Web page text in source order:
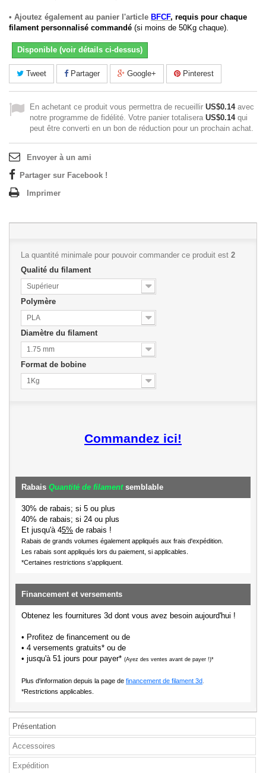
• Ajoutez également au panier l'article BFCF, requis pour chaque
filament personnalisé commandé (si moins de 50Kg chaque).
Disponible (voir détails ci-dessus)
Tweet Partager Google+ Pinterest
En achetant ce produit vous permettra de recueillir US$0.14avec
notre programme de fidélité. Votre panier totalisera US$0.14qui
peut être converti en un bon de réduction pour un prochain achat.
Envoyer à un ami
Partager sur Facebook !
Imprimer
La quantité minimale pour pouvoir commander ce produit est 2
Qualité du filament
Supérieur
Polymère
PLA
Diamètre du filament
1.75 mm
Format de bobine
1Kg
Commandez ici!
Rabais Quantité de filamentsemblable
30% de rabais; si 5 ou plus
40% de rabais; si 24 ou plus
Et jusqu'à 45% de rabais !
Rabais de grands volumes également appliqués aux frais d'expédition.
Les rabais sont appliqués lors du paiement, si applicables.
*Certaines restrictions s'appliquent.
Financement et versements
Obtenez les fournitures 3d dont vous avez besoin aujourd'hui !
• Profitez de financement ou de
• 4 versements gratuits* ou de
• jusqu'à 51 jours pour payer* (Ayez des ventes avant de payer !)*
Plus d'information depuis la page de financement de filament 3d
*Restrictions applicables.
Présentation
Accessoires
Expédition